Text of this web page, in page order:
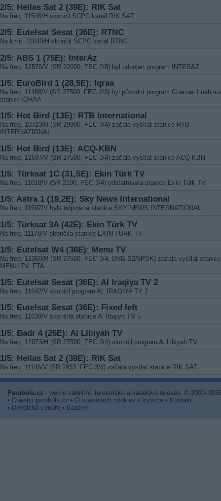
2/5: Hellas Sat 2 (39E): RIK Sat
Na freq. 11546/H skončil SCPC kanál RIK SAT
2/5: Eutelsat Sesat (36E): RTNC
Na kmit. 11640/H skončil SCPC kanál RTNC
2/5: ABS 1 (75E): InterAz
Na freq. 12579/V (SR 22000, FEC 7/8) byl odpojen program INTERAZ
1/5: EuroBird 1 (28,5E): Iqraa
Na freq. 11488/V (SR 27500, FEC 2/3) byl původní program Channel I
stanicí IQRAA
1/5: Hot Bird (13E): RTB International
Na freq. 10723/H (SR 29900, FEC 3/4) začala vysílat stanice RTB
INTERNATIONAL
1/5: Hot Bird (13E): ACQ-KBN
Na freq. 12597/V (SR 27500, FEC 3/4) začala vysílat stanice ACQ-KBN
1/5: Türksat 1C (31,5E): Ekin Türk TV
Na freq. 11018/V (SR 2190, FEC 3/4) odstartovala stanice Ekin Türk TV
1/5: Astra 1 (19,2E): Sky News International
Na freq. 11597/V byla odpojena stanice SKY NEWS INTERNATIONAL
1/5: Türksat 3A (42E): Ekin Türk TV
Na freq. 11178/V skončila stanice EKIN TÜRK TV
1/5: Eutelsat W4 (36E): Menu TV
Na freq. 12360/R (SR 27500, FEC 3/4, DVB-S2/8PSK) začala vysílat stanice
MENU TV. FTA
1/5: Eutelsat Sesat (36E): Al Iraqiya TV 2
Na freq. 11642/V skončil program AL IRAQIYA TV 2
1/5: Eutelsat Sesat (36E): Fixed left
Na freq. 11639/V skončila stanice Al Iraqiya TV 5
1/5: Badr 4 (26E): Al Libiyah TV
Na freq. 12073/H (SR 27500, FEC 3/4) skončil program Al Libiyah TV
1/5: Hellas Sat 2 (39E): RIK Sat
Na freq. 11146/V (SR 2933, FEC 3/4) začala vysílat stanice RIK SAT
Parabola.cz - web o satelitní, terestrické a kabelové televizi, ©
• O webu parabola.cz • O souborech cookies • Inzerce • Kontakt
• Dovolená u moře • Bazény